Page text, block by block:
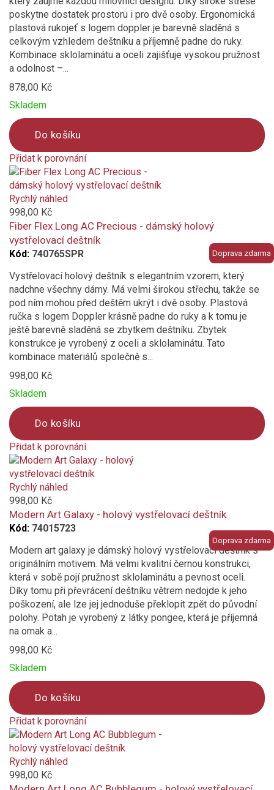
poskytne dostatek prostoru i pro dvě osoby. Ergonomická
plastová rukojeť s logem doppler je barevně sladěná s
celkovým vzhledem deštníku a příjemně padne do ruky.
Kombinace sklolaminátu a oceli zajišťuje vysokou pružnost
a odolnost –...
878,00 Kč
Skladem
Do košíku
Přidat k porovnání
Product
is
added
to
compare
Doprava zdarma
Rychlý náhled
998,00 Kč
Fiber Flex Long AC Precious - dámský holový
vystřelovací deštník
Kód: 740765SPR
Vystřelovací holový deštník s elegantním vzorem, který
nadchne všechny dámy. Má velmi širokou střechu, takže se
pod ním mohou před deštěm ukrýt i dvě osoby. Plastová
ručka s logem Doppler krásně padne do ruky a k tomu je
ještě barevně sladěná se zbytkem deštníku. Zbytek
konstrukce je vyrobený z oceli a sklolaminátu. Tato
kombinace materiálů společně s...
998,00 Kč
Skladem
Do košíku
Přidat k porovnání
Product
is
added
to
compare
Doprava zdarma
Rychlý náhled
998,00 Kč
Modern Art Galaxy - holový vystřelovací deštník
Kód: 74015723
Modern art galaxy je dámský holový vystřelovací deštník s
originálním motivem. Má velmi kvalitní černou konstrukci,
která v sobě pojí pružnost sklolaminátu a pevnost oceli.
Díky tomu při převrácení deštníku větrem nedojde k jeho
poškození, ale lze jej jednoduše překlopit zpět do původní
polohy. Potah je vyrobený z látky pongee, která je příjemná
na omak a...
998,00 Kč
Skladem
Do košíku
Přidat k porovnání
Product
is
added
to
Rychlý náhled
998,00 Kč